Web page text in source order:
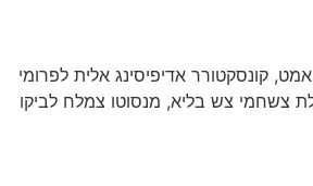
קונסקטורר אדיפיסינג אלית לפרומי
צשחמי צש בליא, מנסוטו צמלח לביקו